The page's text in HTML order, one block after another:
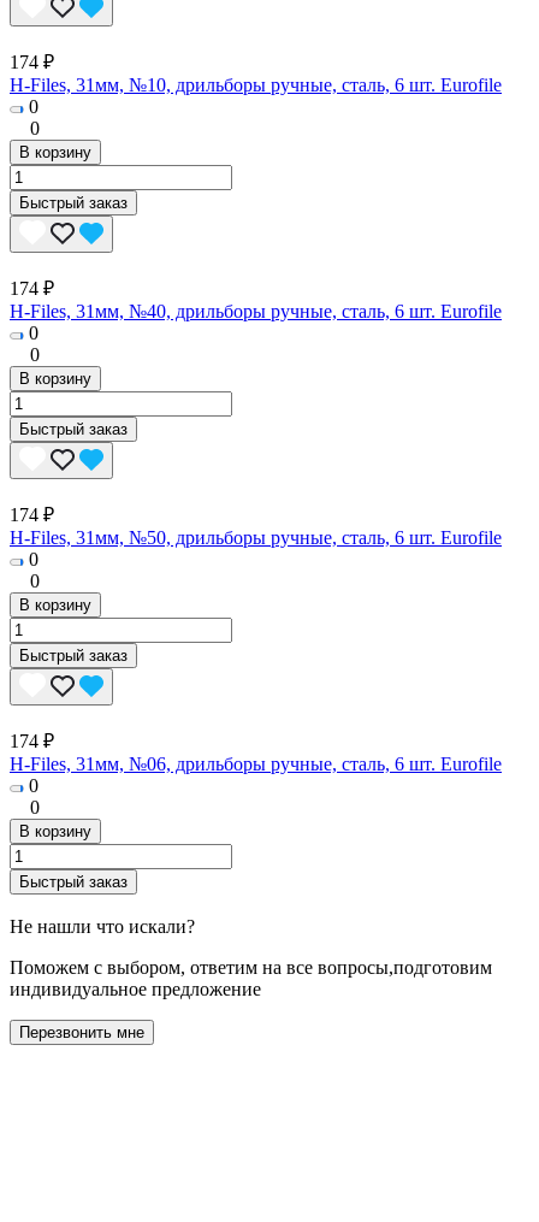
174 ₽
H-Files, 31мм, №10, дрильборы ручные, сталь, 6 шт. Eurofile
0
0
В корзину
Быстрый заказ
174 ₽
H-Files, 31мм, №40, дрильборы ручные, сталь, 6 шт. Eurofile
0
0
В корзину
Быстрый заказ
174 ₽
H-Files, 31мм, №50, дрильборы ручные, сталь, 6 шт. Eurofile
0
0
В корзину
Быстрый заказ
174 ₽
H-Files, 31мм, №06, дрильборы ручные, сталь, 6 шт. Eurofile
0
0
В корзину
Быстрый заказ
Не нашли что искали?
Поможем с выбором, ответим на все вопросы,подготовим
индивидуальное предложение
Перезвонить мне